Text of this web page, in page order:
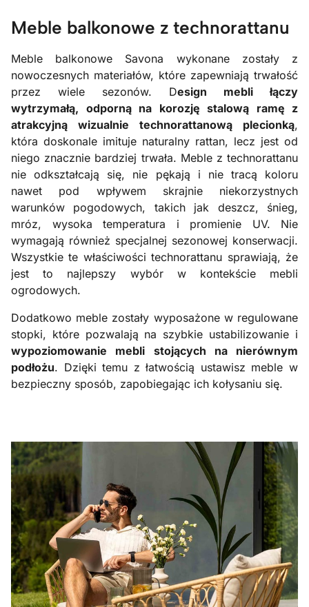
Meble balkonowe z technorattanu
Meble balkonowe Savona wykonane zostały z
nowoczesnych materiałów, które zapewniają trwałość
przez wiele sezonów. Design mebli łączy
wytrzymałą, odporną na korozję stalową ramę z
atrakcyjną wizualnie technorattanową plecionką,
która doskonale imituje naturalny rattan, lecz jest od
niego znacznie bardziej trwała. Meble z technorattanu
nie odkształcają się, nie pękają i nie tracą koloru
nawet pod wpływem skrajnie niekorzystnych
warunków pogodowych, takich jak deszcz, śnieg,
mróz, wysoka temperatura i promienie UV. Nie
wymagają również specjalnej sezonowej konserwacji.
Wszystkie te właściwości technorattanu sprawiają, że
jest to najlepszy wybór w kontekście mebli
ogrodowych.
Dodatkowo meble zostały wyposażone w regulowane
stopki, które pozwalają na szybkie ustabilizowanie i
wypoziomowanie mebli stojących na nierównym
podłożu. Dzięki temu z łatwością ustawisz meble w
bezpieczny sposób, zapobiegając ich kołysaniu się.